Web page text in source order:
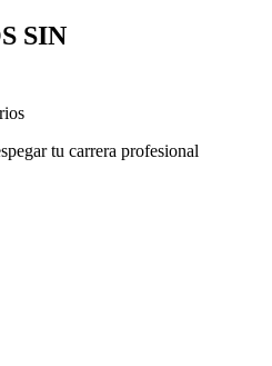
SIN
tu carrera profesional